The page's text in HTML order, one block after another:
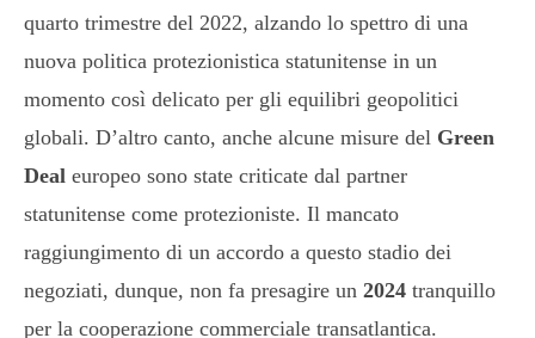
quarto trimestre del 2022, alzando lo spettro di una
nuova politica protezionistica statunitense in un
momento così delicato per gli equilibri geopolitici
globali. D’altro canto, anche alcune misure del Green
Deal europeo sono state criticate dal partner
statunitense come protezioniste. Il mancato
raggiungimento di un accordo a questo stadio dei
negoziati, dunque, non fa presagire un 2024 tranquillo
per la cooperazione commerciale transatlantica.